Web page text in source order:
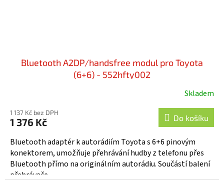
Bluetooth A2DP/handsfree modul pro Toyota
(6+6) - 552hfty002
Skladem
1 137 Kč bez DPH
1 376 Kč Do košíku
Bluetooth adaptér k autorádiím Toyota s 6+6 pinovým
konektorem, umožňuje přehrávání hudby z telefonu přes
Bluetooth přímo na originálním autorádiu. Součástí balení
přehrávače...